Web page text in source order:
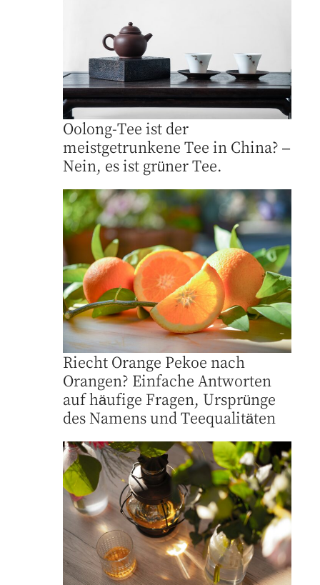
Oolong-Tee ist der
meistgetrunkene Tee in China? –
Nein, es ist grüner Tee.
Riecht Orange Pekoe nach
Orangen? Einfache Antworten
auf häufige Fragen, Ursprünge
des Namens und Teequalitäten